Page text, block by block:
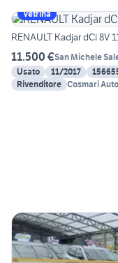
Vetrina
RENAULT Kadjar dCi 8V
11.500 €San Michele
Usato
11/2017
Rivenditore Cosmari